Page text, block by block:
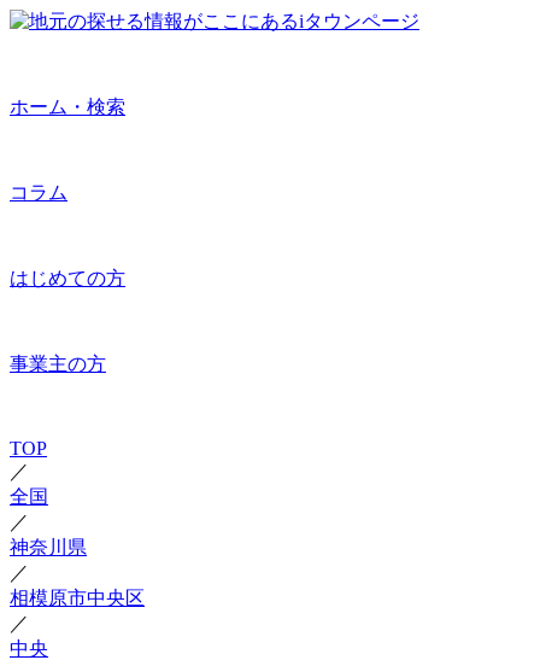
ホーム・検索
コラム
はじめての方
事業主の方
TOP
／
全国
／
神奈川県
／
相模原市中央区
／
中央